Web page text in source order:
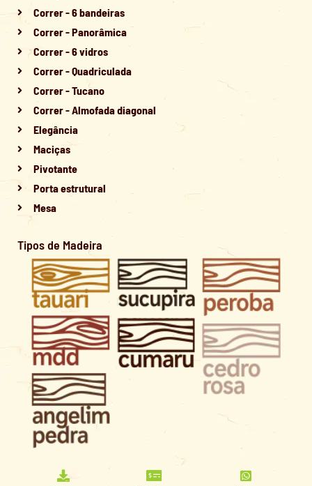
Correr - 6 bandeiras
Correr - Panorâmica
Correr - 6 vidros
Correr - Quadriculada
Correr - Tucano
Correr - Almofada diagonal
Elegância
Maciças
Pivotante
Porta estrutural
Mesa
Tipos de Madeira